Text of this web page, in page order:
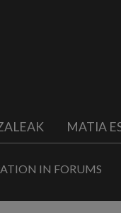
MATIA
IN FORUMS